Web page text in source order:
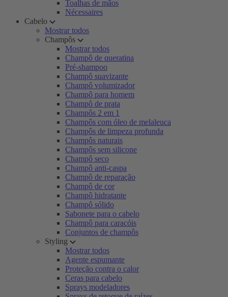
Toalhas de mãos
Nécessaires
Cabelo
Mostrar todos
Champôs
Mostrar todos
Champô de queratina
Pré-shampoo
Champô suavizante
Champô volumizador
Champô para homem
Champô de prata
Champôs 2 em 1
Champôs com óleo de melaleuca
Champôs de limpeza profunda
Champôs naturais
Champôs sem silicone
Champô seco
Champô anti-caspa
Champô de reparação
Champô de cor
Champô hidratante
Champô sólido
Sabonete para o cabelo
Champô para caracóis
Conjuntos de champôs
Styling
Mostrar todos
Agente espumante
Proteção contra o calor
Ceras para cabelo
Sprays modeladores